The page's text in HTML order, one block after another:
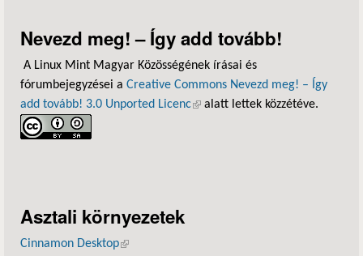
Nevezd meg! – Így add tovább!
A Linux Mint Magyar Közösségének írásai és
fórumbejegyzései a Creative Commons Nevezd meg! – Így
add tovább! 3.0 Unported Licenc(külső hivatkozás)
alatt lettek közzétéve.
Asztali környezetek
Cinnamon Desktop(külső hivatkozás)